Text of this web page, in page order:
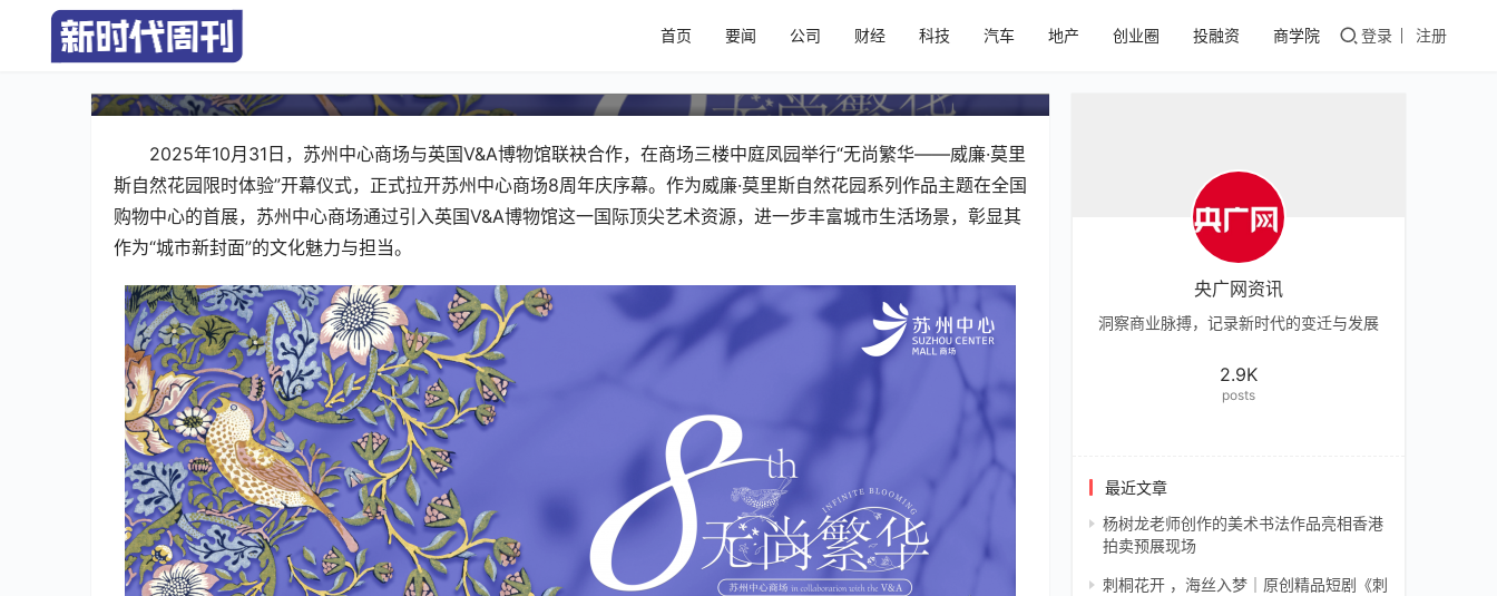
首页 要闻 公司 财经 科技 汽车 地产 创业圈 投融资 商学院 登录 注册
共绽「无尚繁华」 英国V&A博物馆威廉·莫里斯自然花园全国购物
中心限时体验首落苏州
2025年10月31日，苏州中心商场与英国V&A博物馆联袂合作，在商场三楼中庭凤园举行“无尚繁华——威廉·莫里
斯自然花园限时体验”开幕仪式，正式拉开苏州中心商场8周年庆序幕。作为威廉·莫里斯自然花园系列作品主题在全国
购物中心的首展，苏州中心商场通过引入英国V&A博物馆这一国际顶尖艺术资源，进一步丰富城市生活场景，彰显其
作为“城市新封面”的文化魅力与担当。
央广网资讯
洞察商业脉搏，记录新时代的变迁与发展
2.9K
posts
最近文章
杨树龙老师创作的美术书法作品亮相香港
拍卖预展现场
刺桐花开 ，海丝入梦｜原创精品短剧《刺